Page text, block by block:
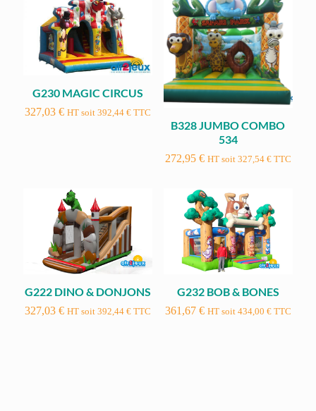
G230 MAGIC CIRCUS
327,03€ HT soit392,44€ TTC
B328 JUMBO COMBO
534
272,95 € HT soit 327,54 €TTC
G222 DINO & DONJONS
327,03€ HT soit392,44€ TTC
G232 BOB & BONES
361,67 € HT soit 434,00 €TTC